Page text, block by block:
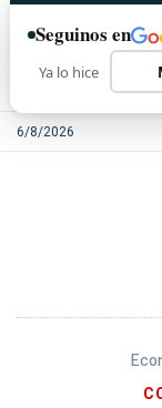
6/8/2026
Seguinos en
Ya lo hice